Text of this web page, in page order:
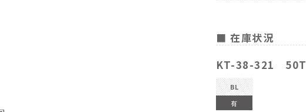
■ 在庫状況
KT-38-321 50T
BL
有